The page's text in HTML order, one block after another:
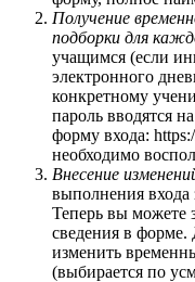
Получение
подборки для
учащимся (если
электронного
конкретному
пароль вводятся
форму входа:
необходимо
Внесение
выполнения входа
Теперь вы можете
сведения в форме.
изменить
(выбирается по